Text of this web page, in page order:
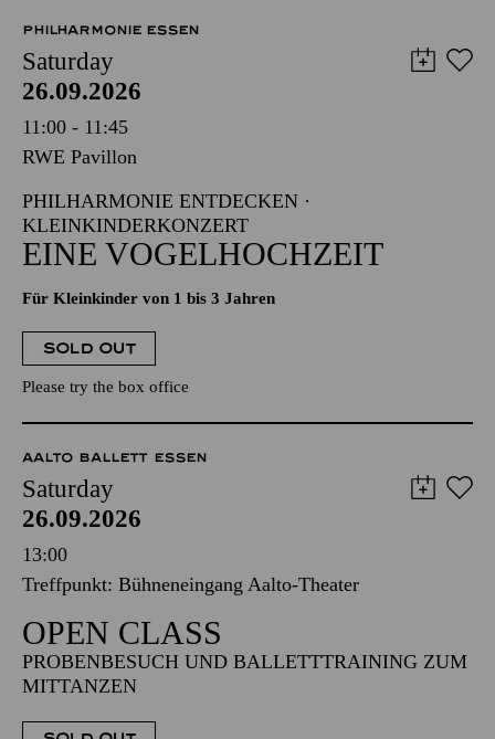
PHILHARMONIE ESSEN
Saturday
26.09.2026
11:00 - 11:45
RWE Pavillon
PHILHARMONIE ENTDECKEN ·
KLEINKINDERKONZERT
EINE VOGELHOCHZEIT
Für Kleinkinder von 1 bis 3 Jahren
SOLD OUT
Please try the box office
AALTO BALLETT ESSEN
Saturday
26.09.2026
13:00
Treffpunkt: Bühneneingang Aalto-Theater
OPEN CLASS
PROBENBESUCH UND BALLETTTRAINING ZUM
MITTANZEN